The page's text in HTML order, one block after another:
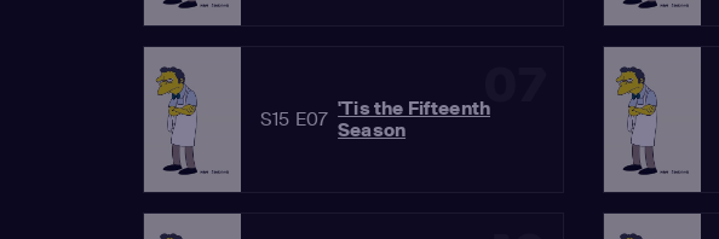
07
S15 E07 'Tis the Fifteenth
Season